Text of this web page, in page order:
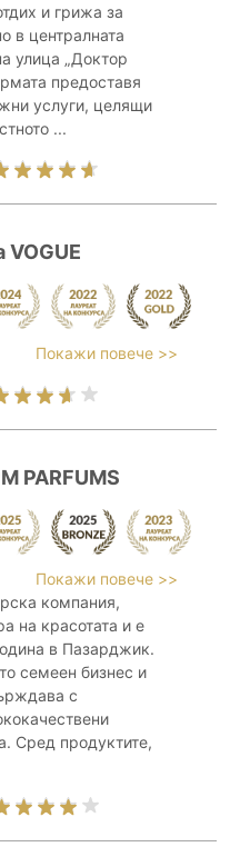
и грижа за
в централната
улица „Доктор
предоставя
услуги, целящи
...
VOGUE
Покажи повече >>
PARFUMS
Покажи повече >>
компания,
на красотата и е
в Пазарджик.
семеен бизнес и
с
Сред продуктите,